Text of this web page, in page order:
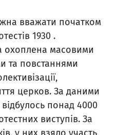
вважати початком
1930 .
охоплена масовими
та повстаннями
церков. За даними
понад 4000
виступів. За